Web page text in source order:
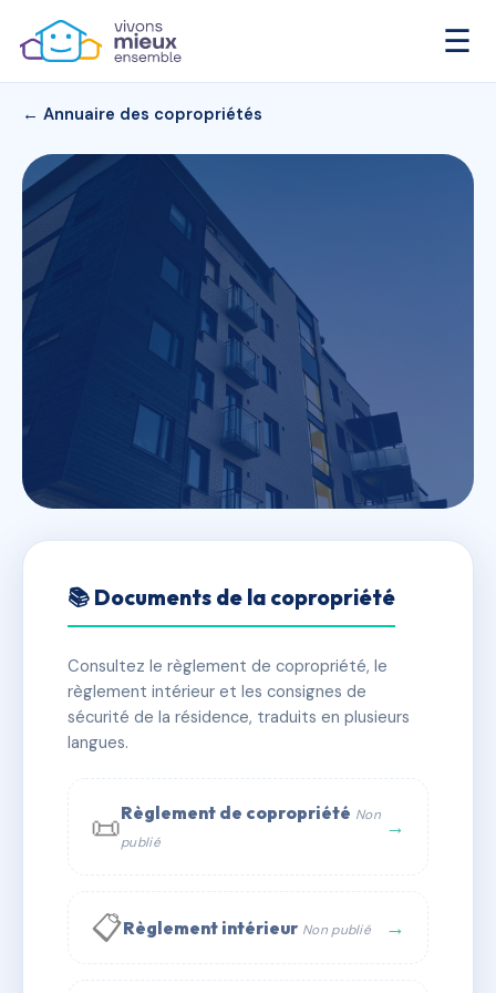
☰
← Annuaire des copropriétés
LE FLORE B
✓ Immatriculée 🏠 136 lots 🏗 1 bâtiment(s)
📞 Contacter Syndic Digital
📚 Documents de la copropriété
Consultez le règlement de copropriété, le
règlement intérieur et les consignes de
sécurité de la résidence, traduits en plusieurs
langues.
📜Règlement de copropriété Non
publié
→
📋Règlement intérieur Non publié →